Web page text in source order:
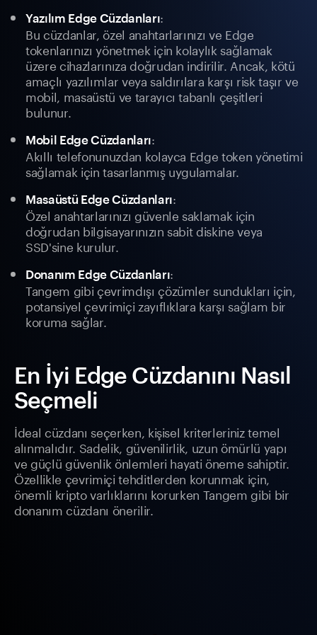
Yazılım Edge Cüzdanları:
Bu cüzdanlar, özel anahtarlarınızı ve Edge
tokenlarınızı yönetmek için kolaylık sağlamak
üzere cihazlarınıza doğrudan indirilir. Ancak, kötü
amaçlı yazılımlar veya saldırılara karşı risk taşır ve
mobil, masaüstü ve tarayıcı tabanlı çeşitleri
bulunur.
Mobil Edge Cüzdanları:
Akıllı telefonunuzdan kolayca Edge token yönetimi
sağlamak için tasarlanmış uygulamalar.
Masaüstü Edge Cüzdanları:
Özel anahtarlarınızı güvenle saklamak için
doğrudan bilgisayarınızın sabit diskine veya
SSD'sine kurulur.
Donanım Edge Cüzdanları:
Tangem gibi çevrimdışı çözümler sundukları için,
potansiyel çevrimiçi zayıflıklara karşı sağlam bir
koruma sağlar.
En İyi Edge Cüzdanını Nasıl
Seçmeli
İdeal cüzdanı seçerken, kişisel kriterleriniz temel
alınmalıdır. Sadelik, güvenilirlik, uzun ömürlü yapı
ve güçlü güvenlik önlemleri hayati öneme sahiptir.
Özellikle çevrimiçi tehditlerden korunmak için,
önemli kripto varlıklarını korurken Tangem gibi bir
donanım cüzdanı önerilir.